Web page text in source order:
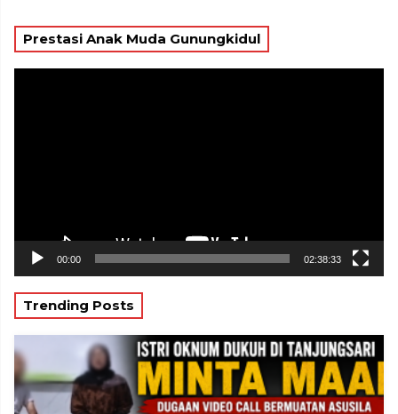
Prestasi Anak Muda Gunungkidul
00:00 02:38:33
Trending Posts